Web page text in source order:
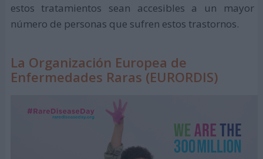
estos tratamientos sean accesibles a un mayor
número de personas que sufren estos trastornos.
La Organización Europea de
Enfermedades Raras (EURORDIS)